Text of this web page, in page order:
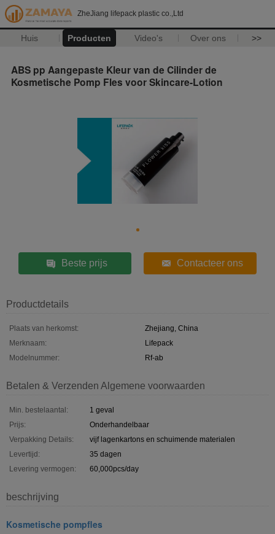
ZheJiang lifepack plastic co.,Ltd
Huis Producten Video's Over ons >>
ABS pp Aangepaste Kleur van de Cilinder de
Kosmetische Pomp Fles voor Skincare-Lotion
Beste prijs Contacteer ons
Productdetails
Plaats van herkomst:
Zhejiang, China
Merknaam:
Lifepack
Modelnummer:
Rf-ab
Betalen & Verzenden Algemene voorwaarden
Min. bestelaantal:
1 geval
Prijs:
Onderhandelbaar
Verpakking Details:
vijf lagenkartons en schuimende materialen
Levertijd:
35 dagen
Levering vermogen:
60,000pcs/day
beschrijving
Kosmetische pompfles